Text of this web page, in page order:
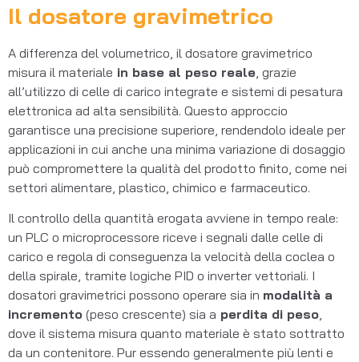
Il dosatore gravimetrico
A differenza del volumetrico, il dosatore gravimetrico
misura il materiale in base al peso reale , grazie
all’utilizzo di celle di carico integrate e sistemi di pesatura
elettronica ad alta sensibilità. Questo approccio
garantisce una precisione superiore, rendendolo ideale per
applicazioni in cui anche una minima variazione di dosaggio
può compromettere la qualità del prodotto finito, come nei
settori alimentare, plastico, chimico e farmaceutico.
Il controllo della quantità erogata avviene in tempo reale:
un PLC o microprocessore riceve i segnali dalle celle di
carico e regola di conseguenza la velocità della coclea o
della spirale, tramite logiche PID o inverter vettoriali. I
dosatori gravimetrici possono operare sia in modalità a
incremento (peso crescente) sia a perdita di peso,
dove il sistema misura quanto materiale è stato sottratto
da un contenitore. Pur essendo generalmente più lenti e